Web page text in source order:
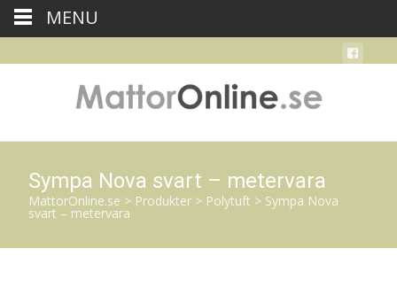
Sympa Nova svart – metervara
MattorOnline.se > Produkter > Polytuft > Sympa Nova
svart – metervara
MENU